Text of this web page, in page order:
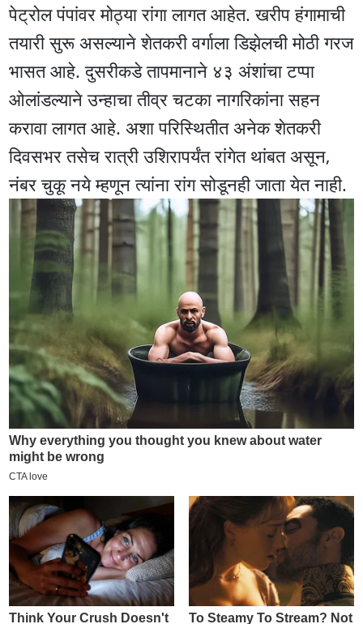
पेट्रोल पंपांवर मोठ्या रांगा लागत आहेत. खरीप हंगामाची
तयारी सुरू असल्याने शेतकरी वर्गाला डिझेलची मोठी गरज
भासत आहे. दुसरीकडे तापमानाने ४३ अंशांचा टप्पा
ओलांडल्याने उन्हाचा तीव्र चटका नागरिकांना सहन
करावा लागत आहे. अशा परिस्थितीत अनेक शेतकरी
दिवसभर तसेच रात्री उशिरापर्यंत रांगेत थांबत असून,
नंबर चुकू नये म्हणून त्यांना रांग सोडूनही जाता येत नाही.